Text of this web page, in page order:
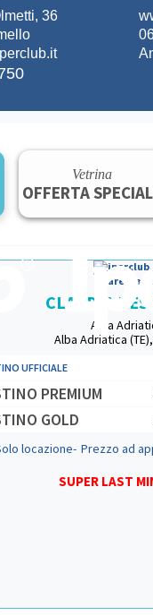
36
Vetrina
OFFERTA
Mare Italia
CLAUDIA
Alba
Alba Adriatica
UFFICIALE
PREMIUM
GOLD
locazione- Prezzo ad
SUPER LAST